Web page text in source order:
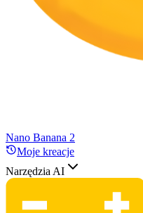
Nano Banana 2
Moje kreacje
Narzędzia AI